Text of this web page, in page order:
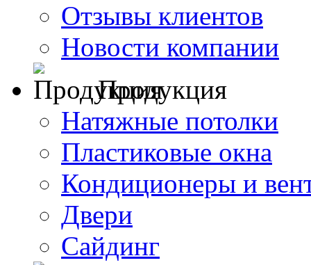
Отзывы клиентов
Новости компании
Продукция
Натяжные потолки
Пластиковые окна
Кондиционеры и
Двери
Сайдинг